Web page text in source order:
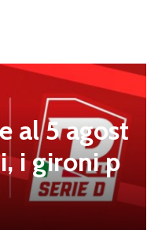
al 5 agost
i gironi p